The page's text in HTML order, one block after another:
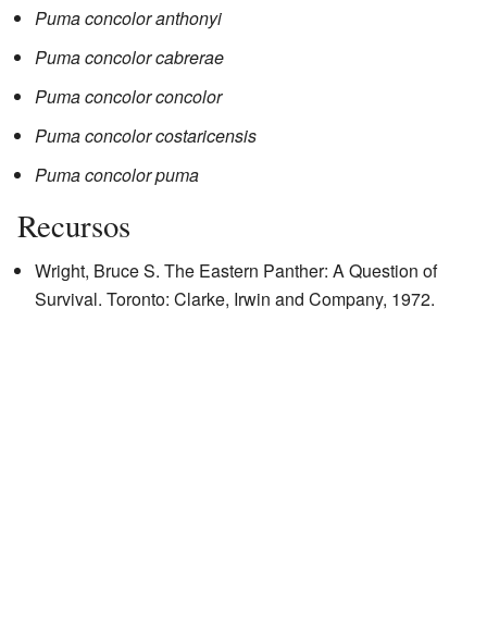
Puma concolor anthonyi
Puma concolor cabrerae
Puma concolor concolor
Puma concolor costaricensis
Puma concolor puma
Recursos
Wright, Bruce S. The Eastern Panther: A Question of
Survival. Toronto: Clarke, Irwin and Company, 1972.